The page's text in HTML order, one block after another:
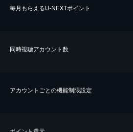
毎⽉もらえるU-NEXTポイント
同時視聴アカウント数
アカウントごとの機能制限設定